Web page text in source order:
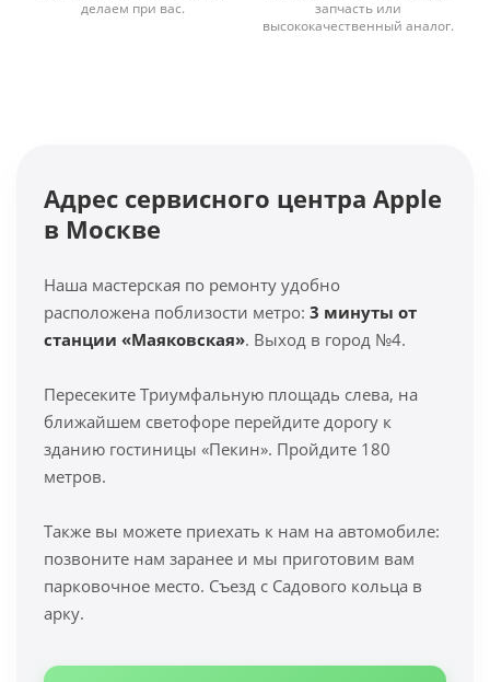
делаем при вас.
запчасть или
высококачественный аналог.
Адрес сервисного центра Apple
в Москве
Наша мастерская по ремонту удобно
расположена поблизости метро: 3 минуты от
станции «Маяковская». Выход в город №4.
Пересеките Триумфальную площадь слева, на
ближайшем светофоре перейдите дорогу к
зданию гостиницы «Пекин». Пройдите 180
метров.
Также вы можете приехать к нам на автомобиле:
позвоните нам заранее и мы приготовим вам
парковочное место. Съезд с Садового кольца в
арку.